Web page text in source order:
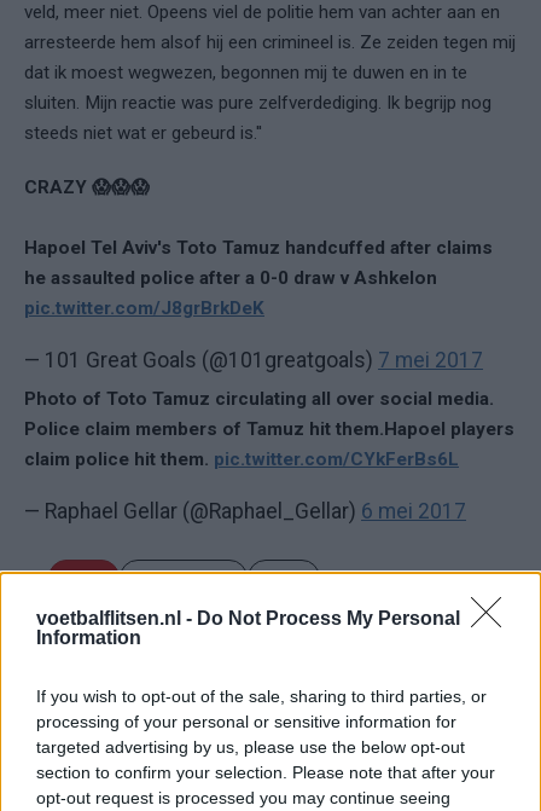
voetbalflitsen.nl - Do Not Process My Personal
Information
If you wish to opt-out of the sale, sharing to third parties, or
processing of your personal or sensitive information for
targeted advertising by us, please use the below opt-out
section to confirm your selection. Please note that after your
opt-out request is processed you may continue seeing
veld, meer niet. Opeens viel de politie hem van achter aan en
arresteerde hem alsof hij een crimineel is. Ze zeiden tegen mij
dat ik moest wegwezen, begonnen mij te duwen en in te
sluiten. Mijn reactie was pure zelfverdediging. Ik begrijp nog
steeds niet wat er gebeurd is.''
CRAZY 😱😱😱
Hapoel Tel Aviv's Toto Tamuz handcuffed after claims
he assaulted police after a 0-0 draw v Ashkelon
pic.twitter.com/J8grBrkDeK
— 101 Great Goals (@101greatgoals) 7 mei 2017
Photo of Toto Tamuz circulating all over social media.
Police claim members of Tamuz hit them.Hapoel players
claim police hit them. pic.twitter.com/CYkFerBs6L
— Raphael Gellar (@Raphael_Gellar) 6 mei 2017
Ajax Feyenoord PSV
Ajax ziet kans schoon: strijd om Van Rooij barst
los
Hart gaf de doorslag': Ouazane verkiest Marokko
boven Oranje
Dit verdient Dusan Tadic bij NEC: salaris en